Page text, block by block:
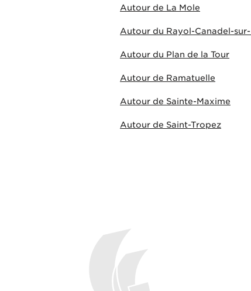
Autour de La Mole
Autour du Rayol-Canadel-
Autour du Plan de la Tour
Autour de Ramatuelle
Autour de Sainte-Maxime
Autour de Saint-Tropez